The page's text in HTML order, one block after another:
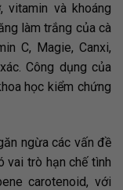
vitamin và khoáng
làm trắng của cà
C, Magie, Canxi,
Công dụng của
học kiểm chứng
ngừa các vấn đề
vai trò hạn chế tình
carotenoid, với